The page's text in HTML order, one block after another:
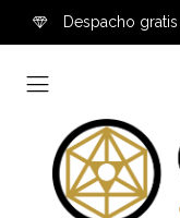
Despacho